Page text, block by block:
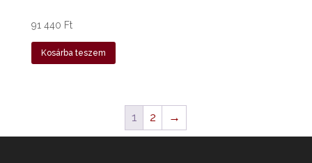
91 440 Ft
Kosárba teszem
1 2 →